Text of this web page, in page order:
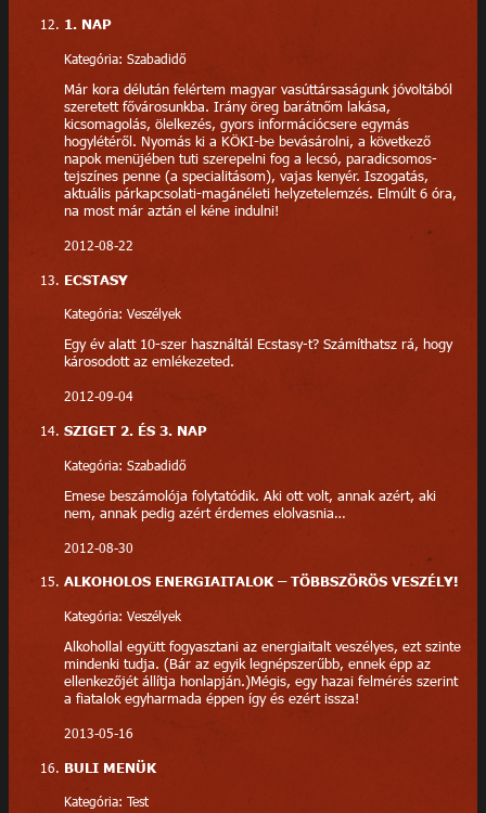
1. NAP
Kategória: Szabadidő
Már kora délután felértem magyar vasúttársaságunk jóvoltából
szeretett fővárosunkba. Irány öreg barátnőm lakása,
kicsomagolás, ölelkezés, gyors információcsere egymás
hogylétéről. Nyomás ki a KÖKI-be bevásárolni, a következő
napok menüjében tuti szerepelni fog a lecsó, paradicsomos-
tejszínes penne (a specialitásom), vajas kenyér. Iszogatás,
aktuális párkapcsolati-magánéleti helyzetelemzés. Elmúlt 6 óra,
na most már aztán el kéne indulni!
2012-08-22
ECSTASY
Kategória: Veszélyek
Egy év alatt 10-szer használtál Ecstasy-t? Számíthatsz rá, hogy
károsodott az emlékezeted.
2012-09-04
SZIGET 2. ÉS 3. NAP
Kategória: Szabadidő
Emese beszámolója folytatódik. Aki ott volt, annak azért, aki
nem, annak pedig azért érdemes elolvasnia…
2012-08-30
ALKOHOLOS ENERGIAITALOK – TÖBBSZÖRÖS VESZÉLY!
Kategória: Veszélyek
Alkohollal együtt fogyasztani az energiaitalt veszélyes, ezt szinte
mindenki tudja. (Bár az egyik legnépszerűbb, ennek épp az
ellenkezőjét állítja honlapján.)Mégis, egy hazai felmérés szerint
a fiatalok egyharmada éppen így és ezért issza!
2013-05-16
BULI MENÜK
Kategória: Test